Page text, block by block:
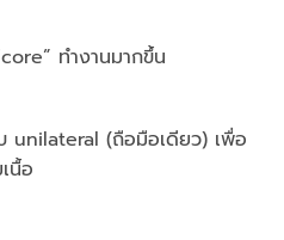
ทำงานมากขึ้น
unilateral (ถือมือเดียว) เพื่อ
นื้อ